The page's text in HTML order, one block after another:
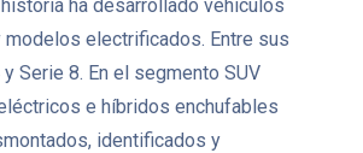
ha desarrollado vehículos
modelos electrificados. Entre sus
Serie 8. En el segmento SUV
e híbridos enchufables
identificados y